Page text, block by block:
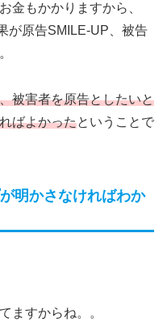
金もかかりますから、
が原告SMILE-UP、被告
被害者を原告としたいと
ばよかったということで
明かさなければわか
ますからね。。